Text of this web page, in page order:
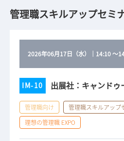
管理職スキルアップセミ
2026年06月17日（水） ｜ 14:10～
IM-10 出展社：キャンドゥ
管理職向け
管理職スキルアップ
理想の管理職 EXPO